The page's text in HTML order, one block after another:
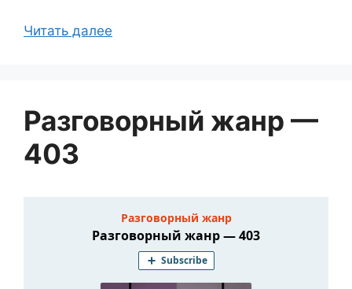
Читать далее
Разговорный жанр —
403